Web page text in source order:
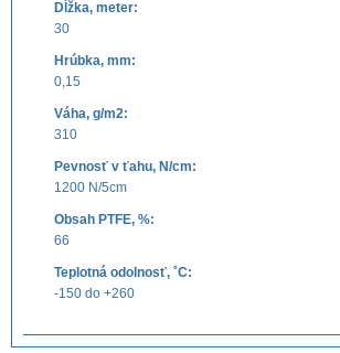
Dĺžka, meter:
30
Hrúbka, mm:
0,15
Váha, g/m2:
310
Pevnosť v ťahu, N/cm:
1200 N/5cm
Obsah PTFE, %:
66
Teplotná odolnosť, ˚C:
-150 do +260